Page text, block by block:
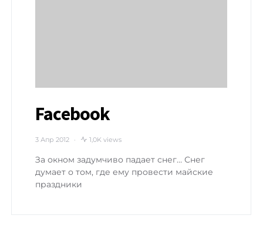
Facebook
3 Апр 2012 1,0K views
За окном задумчиво падает снег… Снег
думает о том, где ему провести майские
праздники